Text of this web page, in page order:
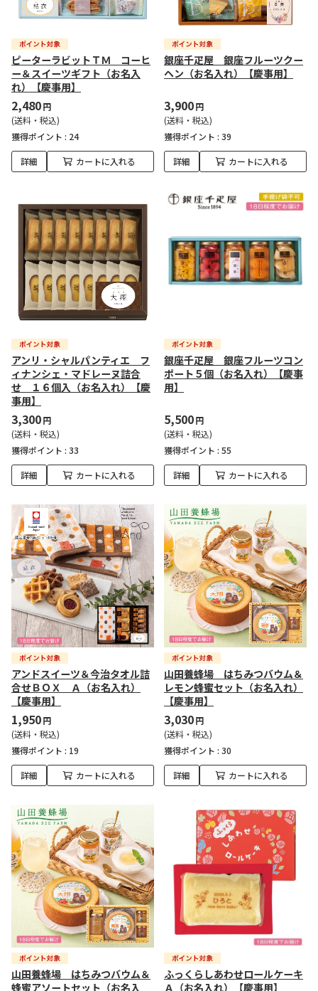
ピーターラビットＴＭ コーヒ
ー＆スイーツギフト（お名入
れ）【慶事用】
2,480円
(送料・税込)
獲得ポイント : 24
詳細 カートに入れる
銀座千疋屋 銀座フルーツクー
ヘン（お名入れ）【慶事用】
3,900円
(送料・税込)
獲得ポイント : 39
詳細 カートに入れる
アンリ・シャルパンティエ フ
ィナンシェ・マドレーヌ詰合
せ １６個入（お名入れ）【慶
事用】
3,300円
(送料・税込)
獲得ポイント : 33
詳細 カートに入れる
銀座千疋屋 銀座フルーツコン
ポート５個（お名入れ）【慶事
用】
5,500円
(送料・税込)
獲得ポイント : 55
詳細 カートに入れる
アンドスイーツ＆今治タオル詰
合せＢＯＸ Ａ（お名入れ）
【慶事用】
1,950円
(送料・税込)
獲得ポイント : 19
詳細 カートに入れる
山田養蜂場 はちみつバウム＆
レモン蜂蜜セット（お名入れ）
【慶事用】
3,030円
(送料・税込)
獲得ポイント : 30
詳細 カートに入れる
山田養蜂場 はちみつバウム＆
蜂蜜アソートセット（お名入
ふっくらしあわせロールケーキ
Ａ（お名入れ）【慶事用】